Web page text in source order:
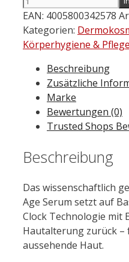
Hyaluron-
Filler
Epigenetic
Menge
EAN: 4005800342578
Kategorien:
Körperhygiene & Pflege
Beschreibung
Zusätzliche
Marke
Bewertungen (0)
Trusted Shops
Beschreibung
Das wissenschaftlich
Age Serum setzt auf
Clock Technologie mit
Hautalterung zurück
aussehende Haut.